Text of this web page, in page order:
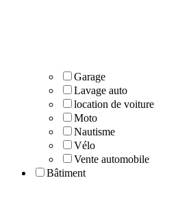
Garage
Lavage auto
location de voiture
Moto
Nautisme
Vélo
Vente automobile
Bâtiment